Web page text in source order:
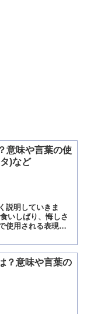
意味や言葉の使
)など
説明していきま
いしばり、悔しさ
使用される表現方
？意味や言葉の